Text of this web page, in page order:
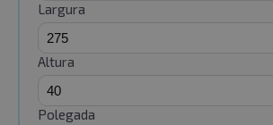
Largura
Altura
Polegada